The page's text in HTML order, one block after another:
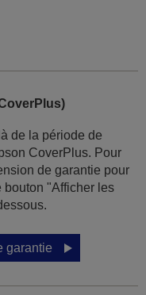
de la période de
CoverPlus. Pour
de garantie pour
bouton "Afficher les
garantie